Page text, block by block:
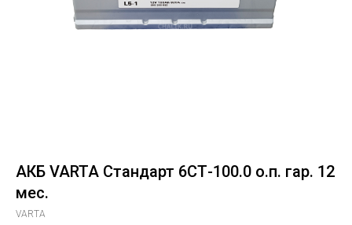
АКБ VARTA Стандарт 6СТ-100.0 о.п. гар. 12
мес.
VARTA